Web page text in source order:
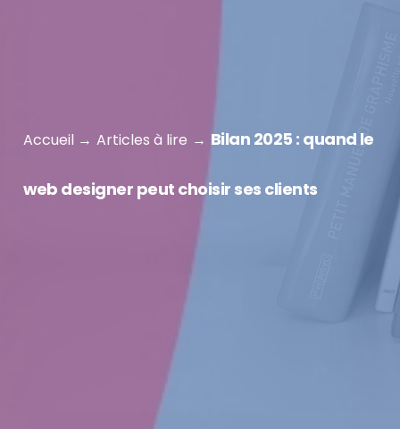
Accueil Articles à lire Bilan 2025 : quand le
web designer peut choisir ses clients